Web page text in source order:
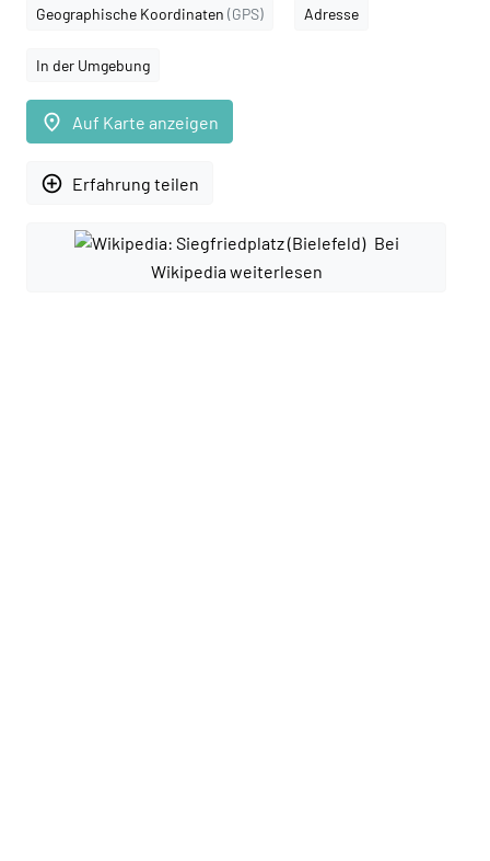
Geographische Koordinaten (GPS) Adresse
In der Umgebung
place Auf Karte anzeigen
add_circle_outline Erfahrung teilen
Bei
Wikipedia weiterlesen